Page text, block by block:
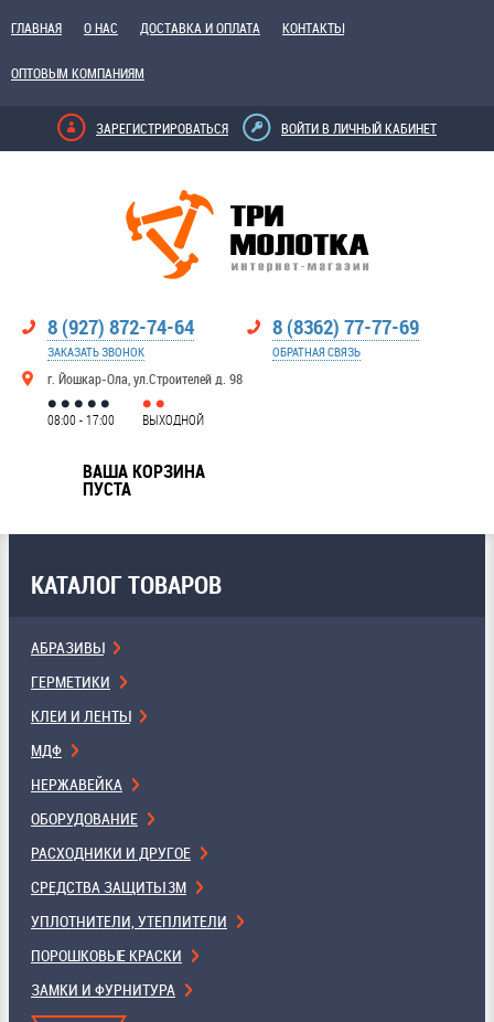
ГЛАВНАЯ О НАС ДОСТАВКА И ОПЛАТА КОНТАКТЫ
ОПТОВЫМ КОМПАНИЯМ
ЗАРЕГИСТРИРОВАТЬСЯ ВОЙТИ В ЛИЧНЫЙ КАБИНЕТ
8 (927) 872-74-64
ЗАКАЗАТЬ ЗВОНОК
г. Йошкар-Ола, ул.Строителей д. 98
8 (8362) 77-77-69
ОБРАТНАЯ СВЯЗЬ
08:00 - 17:00 ВЫХОДНОЙ
ВАША КОРЗИНА
ПУСТА
КАТАЛОГ ТОВАРОВ
АБРАЗИВЫ
ГЕРМЕТИКИ
КЛЕИ И ЛЕНТЫ
МДФ
НЕРЖАВЕЙКА
ОБОРУДОВАНИЕ
РАСХОДНИКИ И ДРУГОЕ
СРЕДСТВА ЗАЩИТЫ 3М
УПЛОТНИТЕЛИ, УТЕПЛИТЕЛИ
ПОРОШКОВЫЕ КРАСКИ
ЗАМКИ И ФУРНИТУРА